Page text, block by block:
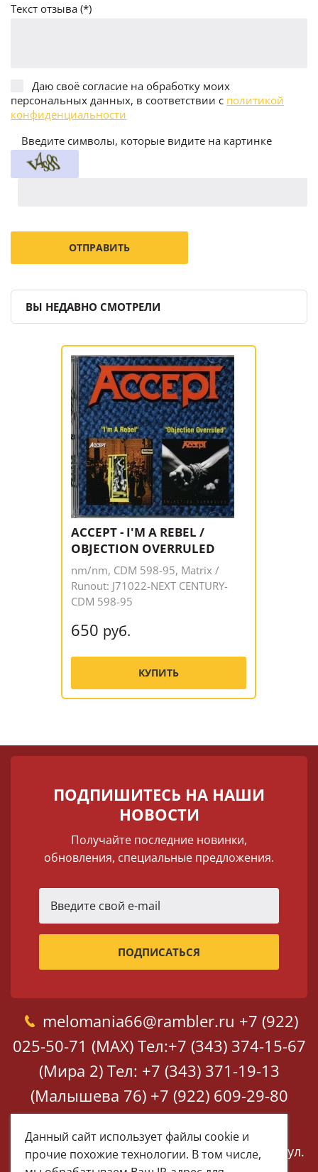
Текст отзыва (*)
Даю своё согласие на обработку моих
персональных данных, в соответствии с политикой
конфиденциальности
Введите символы, которые видите на картинке
ВЫ НЕДАВНО СМОТРЕЛИ
ACCEPT - I'M A REBEL /
OBJECTION OVERRULED
nm/nm, CDM 598-95, Matrix /
Runout: J71022-NEXT CENTURY-
CDM 598-95
650 руб.
КУПИТЬ
ПОДПИШИТЕСЬ НА НАШИ
НОВОСТИ
Получайте последние новинки,
обновления, специальные предложения.
melomania66@rambler.ru +7 (922)
025-50-71 (MAX) Тел:+7 (343) 374-15-67
(Мира 2) Тел: +7 (343) 371-19-13
(Малышева 76) +7 (922) 609-29-80
(MAX)
Екатеринбург, ул. Мира 2
Екатеринбург, ул.
Данный сайт использует файлы cookie и
прочие похожие технологии. В том числе,